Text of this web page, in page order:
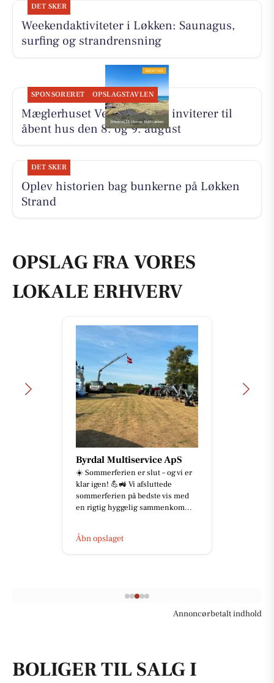
DET SKER
Weekendaktiviteter i Løkken: Saunagus,
surfing og strandrensning
SPONSORERET OPSLAGSTAVLEN
Mæglerhuset Vestkysten I/S inviterer til
åbent hus den 8. og 9. august
DET SKER
Oplev historien bag bunkerne på Løkken
Strand
OPSLAG FRA VORES
LOKALE ERHVERV
Byrdal Multiservice ApS
☀️ Sommerferien er slut – og vi er
klar igen! 💪🚜 Vi afsluttede
sommerferien på bedste vis med
en rigtig hyggelig sammenkom...
Åbn opslaget
Annoncørbetalt indhold
BOLIGER TIL SALG I